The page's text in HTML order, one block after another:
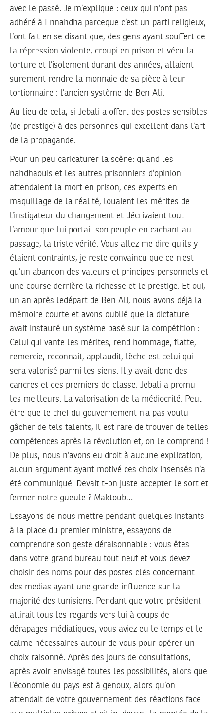
avec le passé. Je m’explique : ceux qui n’ont pas
adhéré à Ennahdha parceque c’est un parti religieux,
l’ont fait en se disant que, des gens ayant souffert de
la répression violente, croupi en prison et vécu la
torture et l’isolement durant des années, allaient
surement rendre la monnaie de sa pièce à leur
tortionnaire : l’ancien système de Ben Ali.
Au lieu de cela, si Jebali a offert des postes sensibles
(de prestige) à des personnes qui excellent dans l’art
de la propagande.
Pour un peu caricaturer la scène: quand les
nahdhaouis et les autres prisonniers d’opinion
attendaient la mort en prison, ces experts en
maquillage de la réalité, louaient les mérites de
l’instigateur du changement et décrivaient tout
l’amour que lui portait son peuple en cachant au
passage, la triste vérité. Vous allez me dire qu’ils y
étaient contraints, je reste convaincu que ce n’est
qu’un abandon des valeurs et principes personnels et
une course derrière la richesse et le prestige. Et oui,
un an après ledépart de Ben Ali, nous avons déjà la
mémoire courte et avons oublié que la dictature
avait instauré un système basé sur la compétition :
Celui qui vante les mérites, rend hommage, flatte,
remercie, reconnait, applaudit, lèche est celui qui
sera valorisé parmi les siens. Il y avait donc des
cancres et des premiers de classe. Jebali a promu
les meilleurs. La valorisation de la médiocrité. Peut
être que le chef du gouvernement n’a pas voulu
gâcher de tels talents, il est rare de trouver de telles
compétences après la révolution et, on le comprend !
De plus, nous n’avons eu droit à aucune explication,
aucun argument ayant motivé ces choix insensés n’a
été communiqué. Devait t-on juste accepter le sort et
fermer notre gueule ? Maktoub…
Essayons de nous mettre pendant quelques instants
à la place du premier ministre, essayons de
comprendre son geste déraisonnable : vous êtes
dans votre grand bureau tout neuf et vous devez
choisir des noms pour des postes clés concernant
des medias ayant une grande influence sur la
majorité des tunisiens. Pendant que votre président
attirait tous les regards vers lui à coups de
dérapages médiatiques, vous aviez eu le temps et le
calme nécessaires autour de vous pour opérer un
choix raisonné. Après des jours de consultations,
après avoir envisagé toutes les possibilités, alors que
l’économie du pays est à genoux, alors qu’on
attendait de votre gouvernement des réactions face